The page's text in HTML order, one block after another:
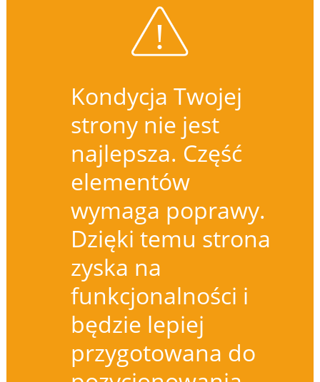
Kondycja Twojej
strony nie jest
najlepsza. Część
elementów
wymaga poprawy.
Dzięki temu strona
zyska na
funkcjonalności i
będzie lepiej
przygotowana do